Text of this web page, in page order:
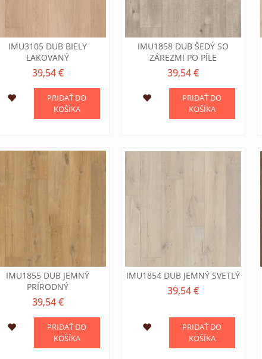
IMU3105 DUB BIELY
LAKOVANÝ
39,54 €
PRIDAŤ DO
KOŠÍKA
IMU1858 DUB ŠEDÝ SO
ZÁREZMI PO PÍLE
39,54 €
PRIDAŤ DO
KOŠÍKA
IMU1855 DUB JEMNÝ
PRÍRODNÝ
39,54 €
PRIDAŤ DO
KOŠÍKA
IMU1854 DUB JEMNÝ SVETLÝ
39,54 €
PRIDAŤ DO
KOŠÍKA